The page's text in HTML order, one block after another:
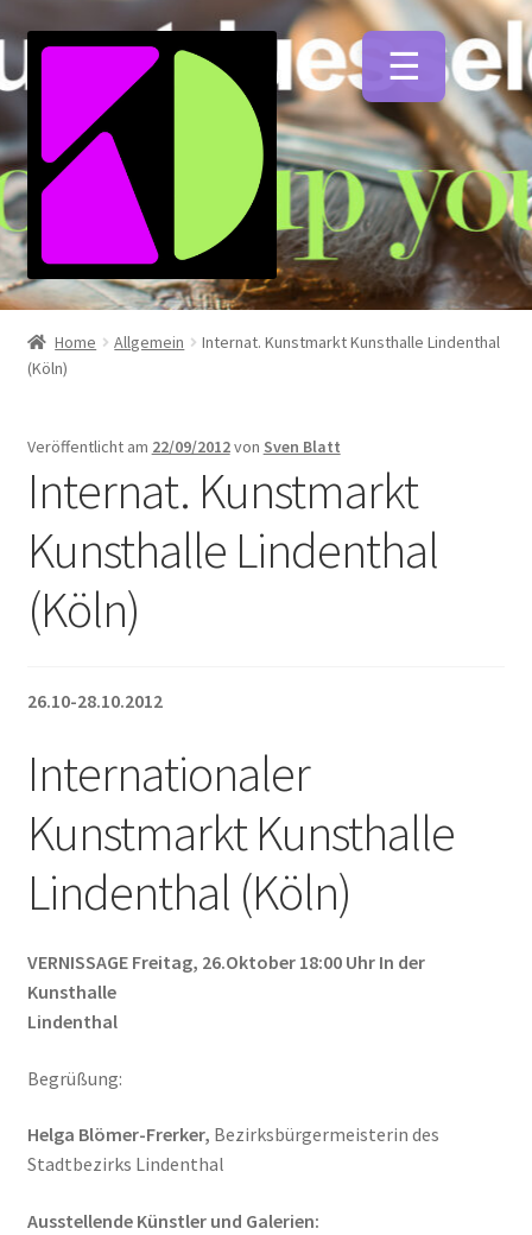
Zur
Zum
Künstlerfarben
öffnen
Pinsel
Leinwände
Zeichnen/Kolorieren
Papier
Linoldruck
Zubehör
Bücher
Schule
Home Allgemein
Internat. Kunstmarkt Kunsthalle Lindenthal
(Köln)
Veröffentlicht am 22/09/2012von Sven Blatt
Internat. Kunstmarkt
Kunsthalle Lindenthal
(Köln)
26.10-28.10.2012
Internationaler
Kunstmarkt Kunsthalle
Lindenthal (Köln)
VERNISSAGE Freitag, 26.Oktober 18:00 Uhr In der
Kunsthalle
Lindenthal
Begrüßung:
Helga Blömer-Frerker, Bezirksbürgermeisterin des
Stadtbezirks Lindenthal
Ausstellende Künstler und Galerien: